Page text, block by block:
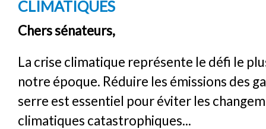
CLIMATIQUES
Chers sénateurs,
La crise climatique représente le défi le
notre époque. Réduire les émissions des
serre est essentiel pour éviter les
climatiques catastrophiques...